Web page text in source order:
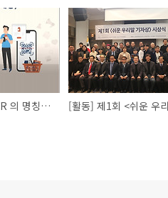
[민원] FOOD QR 의 명칭을 국어기본법에 맞게 우리말로 바꿔주세요. 식품의약품안전처. 2024.12.17